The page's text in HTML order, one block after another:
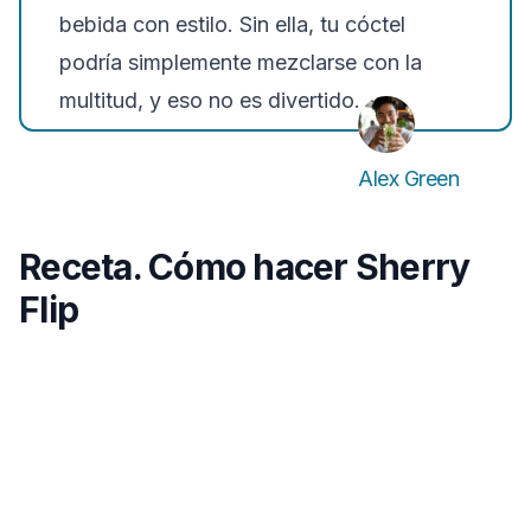
bebida con estilo. Sin ella, tu cóctel
podría simplemente mezclarse con la
multitud, y eso no es divertido.
Alex Green
Receta. Cómo hacer Sherry
Flip